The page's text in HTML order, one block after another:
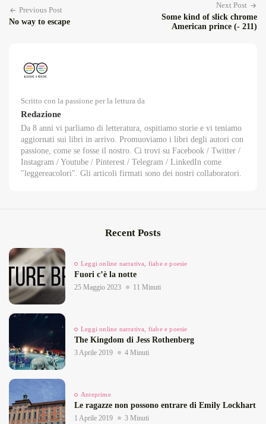
Previous Post
No way to escape
Next Post
Some kind of slick chrome
American prince (- 211)
Scritto con la passione per la lettura da
Redazione
Da 8 anni vi parliamo di letteratura, ospitiamo storie e vi teniamo
aggiornati sui libri in arrivo. Promuoviamo i libri degli autori con
passione, come se fosse il nostro. Ci trovi su Facebook / Twitter /
Instagram / Youtube / Pinterest / Telegram / LinkedIn come
"leggereacolori". Gli articoli firmati sono dei nostri collaboratori.
Recent Posts
Leggi online narrativa, fiabe e poesie
Fuori c’è la notte
25 Maggio 2023 11 Minuti
Leggi online narrativa, fiabe e poesie
The Kingdom di Jess Rothenberg
3 Aprile 2019 4 Minuti
Anteprime
Le ragazze non possono entrare di Emily Lockhart
1 Aprile 2019 3 Minuti